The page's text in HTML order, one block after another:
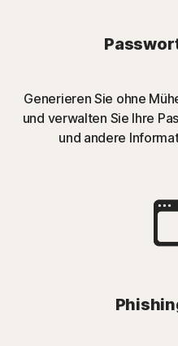
Generieren Sie ohne
und verwalten Sie Ihre
und andere